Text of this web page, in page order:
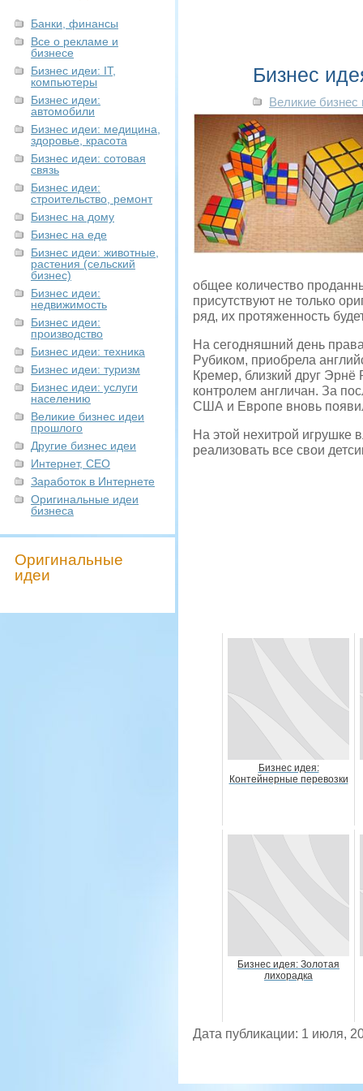
Банки, финансы
Все о рекламе и
бизнесе
Бизнес идеи: IT,
компьютеры
Бизнес идеи:
автомобили
Бизнес идеи: медицина,
здоровье, красота
Бизнес идеи: сотовая
связь
Бизнес идеи:
строительство, ремонт
Бизнес на дому
Бизнес на еде
Бизнес идеи: животные,
растения (сельский
бизнес)
Бизнес идеи:
недвижимость
Бизнес идеи:
производство
Бизнес идеи: техника
Бизнес идеи: туризм
Бизнес идеи: услуги
населению
Великие бизнес идеи
прошлого
Другие бизнес идеи
Интернет, СЕО
Заработок в Интернете
Оригинальные идеи
бизнеса
Оригинальные
идеи
Бизнес
Великие
общее количество
присутствуют не только
ряд, их протяженность
На сегодняшний день
Рубиком, приобрела
Кремер, близкий друг Эрнё
контролем англичан. За
США и Европе вновь
На этой нехитрой игрушке
реализовать все свои
Бизнес идея:
Контейнерные перевозки
Бизнес идея: Золотая
лихорадка
Дата публикации: 1 июля,